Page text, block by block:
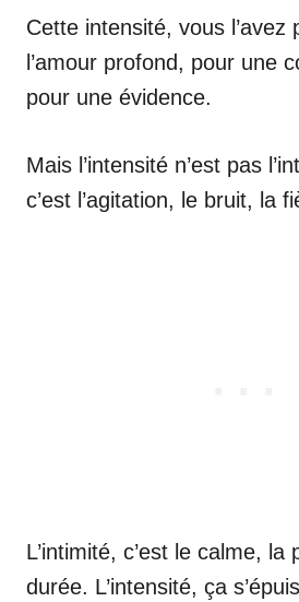
Cette intensité, vous l’avez
l’amour profond, pour une
pour une évidence.
Mais l’intensité n’est pas
c’est l’agitation, le bruit, la
L’intimité, c’est le calme, la
durée. L’intensité, ça